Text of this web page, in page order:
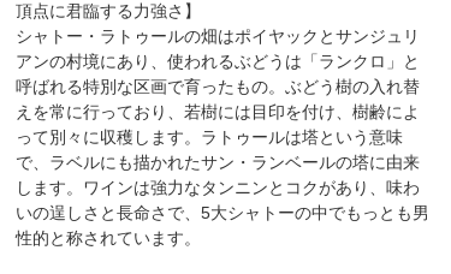
頂点に君臨する力強さ】
シャトー・ラトゥールの畑はポイヤックとサンジュリ
アンの村境にあり、使われるぶどうは「ランクロ」と
呼ばれる特別な区画で育ったもの。ぶどう樹の入れ替
えを常に行っており、若樹には目印を付け、樹齢によ
って別々に収穫します。ラトゥールは塔という意味
で、ラベルにも描かれたサン・ランベールの塔に由来
します。ワインは強力なタンニンとコクがあり、味わ
いの逞しさと長命さで、5大シャトーの中でもっとも男
性的と称されています。